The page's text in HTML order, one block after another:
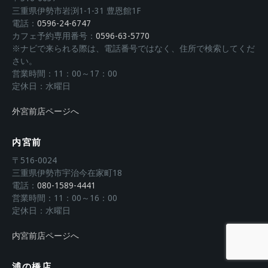
三重県伊勢市岩渕1-1-31 豊恩館1F
電話： 0596-24-6747
カフェ予約専用番号： 0596-63-5770
※ナビで来られる際は、電話番号ではなく、住所で検索してくだ
さい。
営業時間：11：00～17：00
定休日：水曜日
外宮前店ページへ
内宮前
〒516-0024
三重県伊勢市宇治今在家町18
電話： 080-1589-4441
営業時間：11：00～16：00
定休日：水曜日
内宮前店ページへ